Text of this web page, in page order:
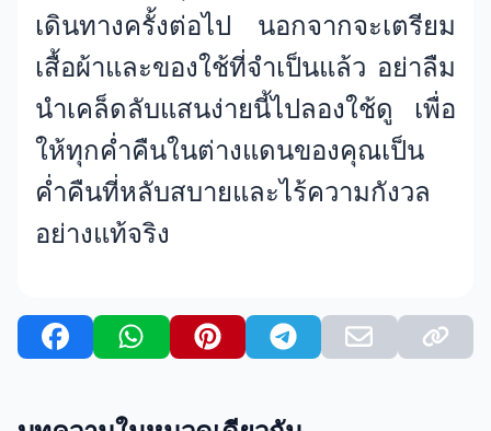
เดินทางครั้งต่อไป นอกจากจะเตรียม
เสื้อผ้าและของใช้ที่จำเป็นแล้ว อย่าลืม
นำเคล็ดลับแสนง่ายนี้ไปลองใช้ดู เพื่อ
ให้ทุกค่ำคืนในต่างแดนของคุณเป็น
ค่ำคืนที่หลับสบายและไร้ความกังวล
อย่างแท้จริง